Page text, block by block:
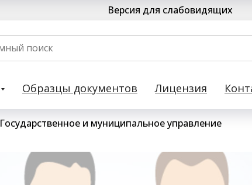
Версия для слабовидящих
Образцы документов Лицензия
Государственное и муниципальное управление